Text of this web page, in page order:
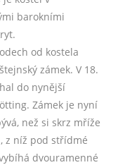
barokními
od kostela
zámek. V 18.
do nynější
Zámek je nyní
než si skrz mříže
z níž pod střídmé
dvouramenné